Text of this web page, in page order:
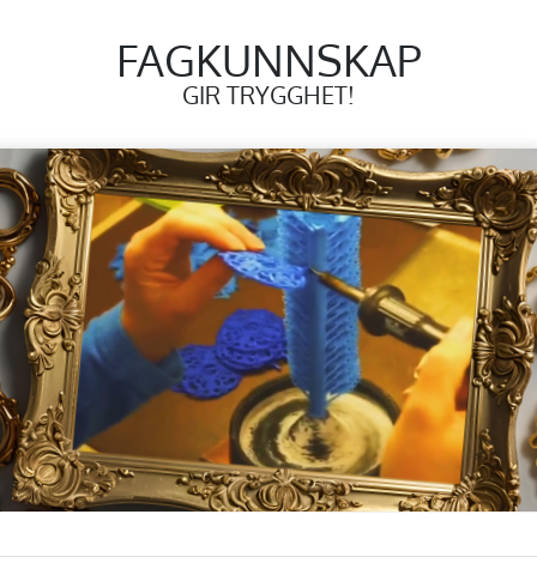
FAGKUNNSKAP
GIR TRYGGHET!